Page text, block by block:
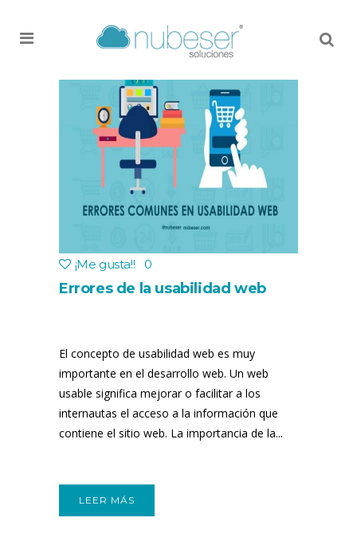
¡Me gusta!! 0
Errores de la usabilidad web
El concepto de usabilidad web es muy
importante en el desarrollo web. Un web
usable significa mejorar o facilitar a los
internautas el acceso a la información que
contiene el sitio web. La importancia de la...
LEER MÁS